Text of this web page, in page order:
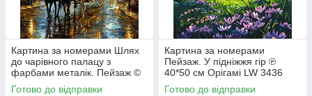
Картина за номерами Шлях
до чарівного палацу з
фарбами металік. Пейзаж ©
40*50 см Орігамі LW 3026-01
Готово до відправки
Картина за номерами
Пейзаж. У підніжжя гір ℗
40*50 см Орігамі LW 3436
Готово до відправки